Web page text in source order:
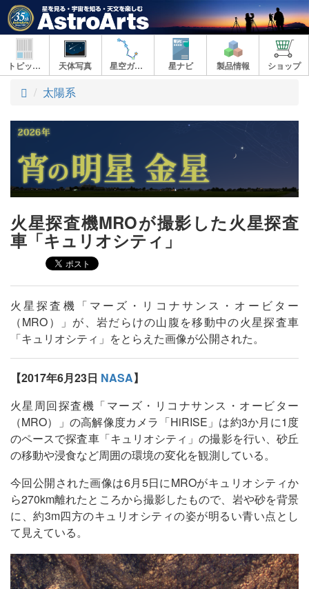
トピックス 天体写真 星空ガイド 星ナビ 製品情報 ショップ
ト
プ
太陽系
火星探査機MROが撮影した火星探査
車「キュリオシティ」
火星探査機「マーズ・リコナサンス・オービター
（MRO）」が、岩だらけの山腹を移動中の火星探査車
「キュリオシティ」をとらえた画像が公開された。
【2017年6月23日 NASA】
火星周回探査機「マーズ・リコナサンス・オービター
（MRO）」の高解像度カメラ「HiRISE」は約3か月に1度
のペースで探査車「キュリオシティ」の撮影を行い、砂丘
の移動や浸食など周囲の環境の変化を観測している。
今回公開された画像は6月5日にMROがキュリオシティか
ら270km離れたところから撮影したもので、岩や砂を背景
に、約3m四方のキュリオシティの姿が明るい青い点とし
て見えている。